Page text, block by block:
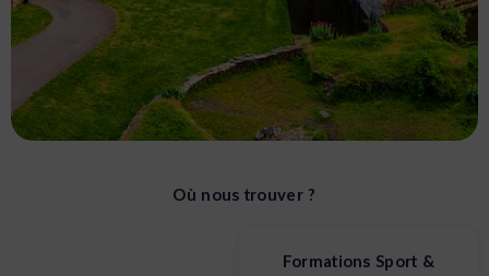
IRSS Nantes
IRSS Nantes vous accueille au sein de locaux
Où nous trouver ?
Formations Sport &